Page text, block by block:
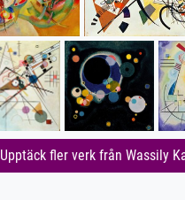
Upptäck fler verk från Wassily